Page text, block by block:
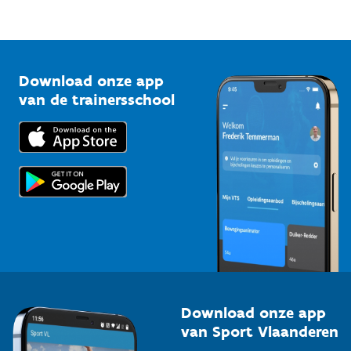
Bedrijven
Trainers en begeleiders
Topsporters
Vlaamse Trainersschool
Kennisplatform
Downloads
Voor de pers
Download onze app
van de trainersschool
Download onze app
van Sport Vlaanderen